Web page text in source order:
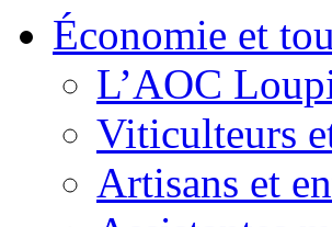
Économie et
L’AOC
Viticulteurs
Artisans et